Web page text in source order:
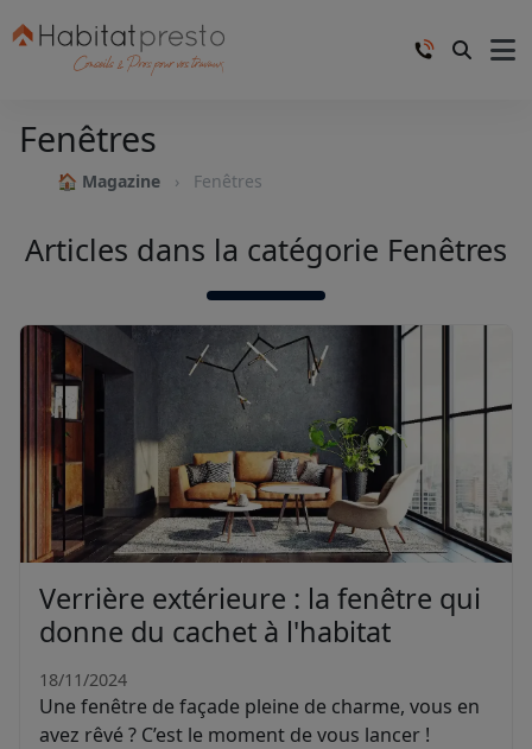
Fenêtres
🏠 Magazine Fenêtres
Articles dans la catégorie Fenêtres
Verrière extérieure : la fenêtre qui
donne du cachet à l'habitat
18/11/2024
Une fenêtre de façade pleine de charme, vous en
avez rêvé ? C’est le moment de vous lancer !